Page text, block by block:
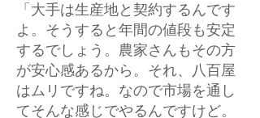
「大手は生産地と契約するんです
よ。そうすると年間の値段も安定
するでしょう。農家さんもその方
が安心感あるから。それ、八百屋
はムリですね。なので市場を通し
てそんな感じでやるんですけど。